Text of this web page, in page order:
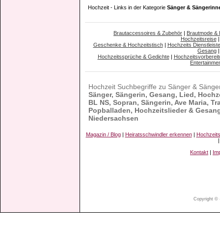
Hochzeit - Links in der Kategorie Sänger &
Brautaccessoires & Zubehör | Brautmode &
Hochzeitsreise
Geschenke & Hochzeitstisch| Hochzeits
Gesang
Hochzeitssprüche & Gedichte|
Hochzeit Suchbegriffe zu Sänger &
Sänger, Sängerin, Gesang, Lied,
BL NS, Sopran, Sängerin, Ave Maria,
Popballaden, Hochzeitslieder &
Niedersachsen
Magazin / Blog| Heiratsschwindler erkennen|
Kontakt |
Copyright ©